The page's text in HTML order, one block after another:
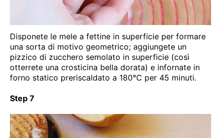
Disponete le mele a fettine in superficie per formare
una sorta di motivo geometrico; aggiungete un
pizzico di zucchero semolato in superficie (così
otterrete una crosticina bella dorata) e infornate in
forno statico preriscaldato a 180°C per 45 minuti.
Step 7